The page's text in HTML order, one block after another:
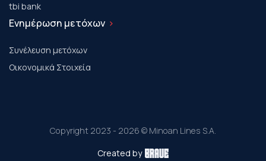
tbi bank
Ενημέρωση μετόχων
Συνέλευση μετόχων
Οικονομικά Στοιχεία
Copyright 2023 - 2026 © Minoan Lines S.A.
Created by